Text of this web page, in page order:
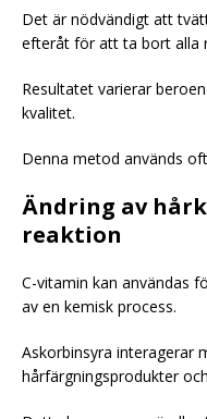
Det är nödvändigt att
efteråt för att ta bort alla
Resultatet varierar
kvalitet.
Denna metod används
Ändring av
reaktion
C-vitamin kan användas
av en kemisk process.
Askorbinsyra interagerar
hårfärgningsprodukter